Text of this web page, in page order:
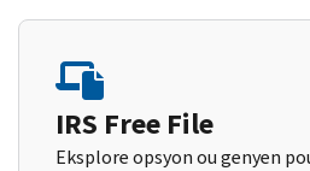
IRS Free File
Eksplore opsyon ou genyen